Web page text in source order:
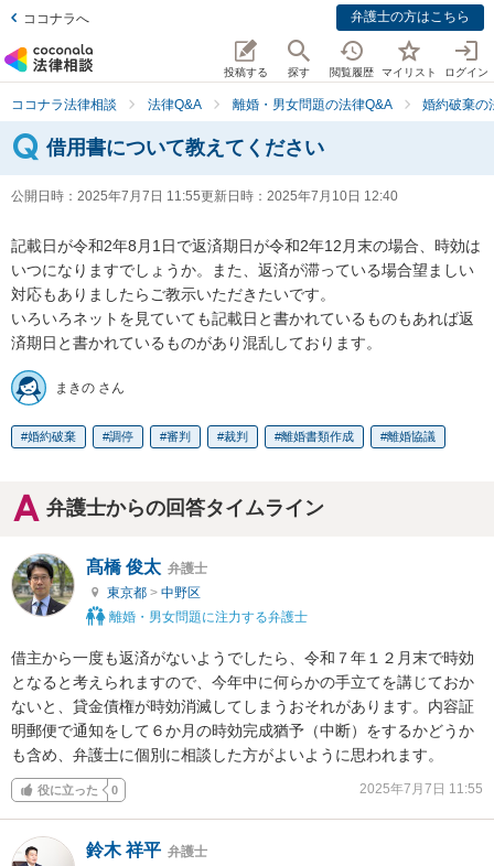
ココナラへ 弁護士の方はこちら
投稿する 探す 閲覧履歴 マイリスト ログイン
ココナラ法律相談 法律Q&A 離婚・男女問題の法律Q&A 婚約破棄の
借用書について教えてください
公開日時： 2025年7月7日 11:55更新日時： 2025年7月10日 12:40
記載日が令和2年8月1日で返済期日が令和2年12月末の場合、時効は
いつになりますでしょうか。また、返済が滞っている場合望ましい
対応もありましたらご教示いただきたいです。
いろいろネットを見ていても記載日と書かれているものもあれば返
済期日と書かれているものがあり混乱しております。
まきの さん
婚約破棄 調停 審判 裁判 離婚書類作成 離婚協議
弁護士からの回答タイムライン
髙橋 俊太 弁護士
東京都 > 中野区
離婚・男女問題に注力する弁護士
借主から一度も返済がないようでしたら、令和７年１２月末で時効
となると考えられますので、今年中に何らかの手立てを講じておか
ないと、貸金債権が時効消滅してしまうおそれがあります。内容証
明郵便で通知をして６か月の時効完成猶予（中断）をするかどうか
も含め、弁護士に個別に相談した方がよいように思われます。
役に立った 0 2025年7月7日 11:55
鈴木 祥平 弁護士